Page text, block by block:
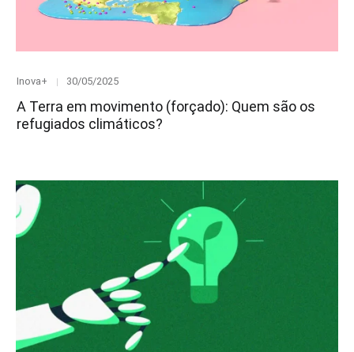
Category
Inova+
Posted
30/05/2025
A Terra em movimento (forçado): Quem são os
refugiados climáticos?